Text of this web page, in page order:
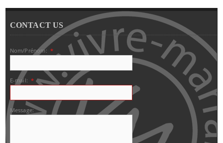
CONTACT US
Nom/Prénom: *
E-mail: *
Message: